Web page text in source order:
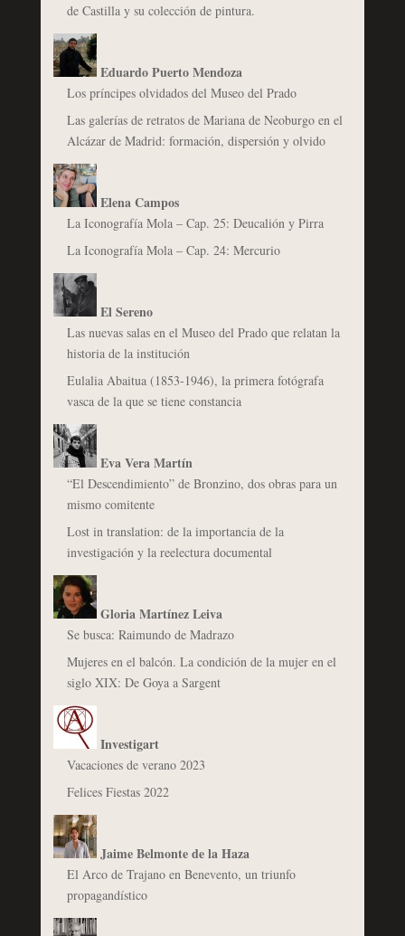
de Castilla y su colección de pintura.
Eduardo Puerto Mendoza
Los príncipes olvidados del Museo del Prado
Las galerías de retratos de Mariana de Neoburgo en el
Alcázar de Madrid: formación, dispersión y olvido
Elena Campos
La Iconografía Mola – Cap. 25: Deucalión y Pirra
La Iconografía Mola – Cap. 24: Mercurio
El Sereno
Las nuevas salas en el Museo del Prado que relatan la
historia de la institución
Eulalia Abaitua (1853-1946), la primera fotógrafa
vasca de la que se tiene constancia
Eva Vera Martín
“El Descendimiento” de Bronzino, dos obras para un
mismo comitente
Lost in translation: de la importancia de la
investigación y la reelectura documental
Gloria Martínez Leiva
Se busca: Raimundo de Madrazo
Mujeres en el balcón. La condición de la mujer en el
siglo XIX: De Goya a Sargent
Investigart
Vacaciones de verano 2023
Felices Fiestas 2022
Jaime Belmonte de la Haza
El Arco de Trajano en Benevento, un triunfo
propagandístico